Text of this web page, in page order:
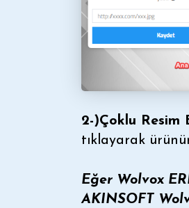
2-)Çoklu Resim
tıklayarak
Eğer Wolvox
AKINSOFT